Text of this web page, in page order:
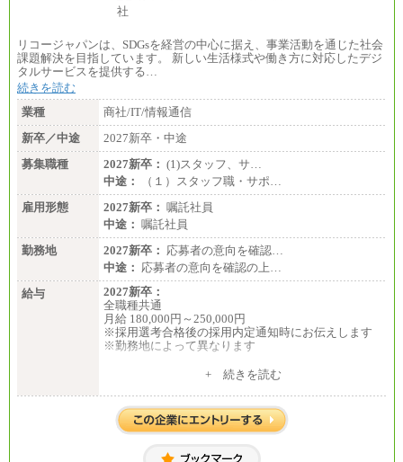
リコージャパンは、SDGsを経営の中心に据え、事業活動を通じた社会
課題解決を目指しています。 新しい生活様式や働き方に対応したデジ
タルサービスを提供する…
続きを読む
業種
商社/IT/情報通信
新卒／中途
2027新卒・中途
募集職種
2027新卒： (1)スタッフ、サ…
中途：
（１）スタッフ職・サポ…
雇用形態
2027新卒： 嘱託社員
中途： 嘱託社員
勤務地
2027新卒： 応募者の意向を確認…
中途： 応募者の意向を確認の上…
給与
2027新卒：
全職種共通
月給 180,000円～250,000円
※採用選考合格後の採用内定通知時にお伝えします
※勤務地によって異なります
月給 200,000円～250,000円
入社時の処遇は経験・能力を考慮の上、当社規程に
より決定します。
お伝えします。
+ 続きを読む